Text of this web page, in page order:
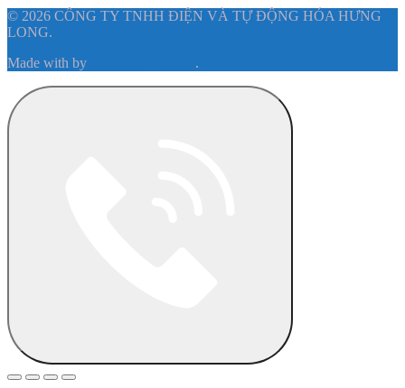
© 2026 CÔNG TY TNHH ĐIỆN VÀ TỰ ĐỘNG HÓA HƯNG
LONG.
Made with by .